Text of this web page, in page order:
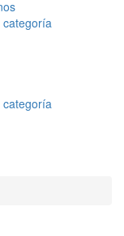
categoría
categoría